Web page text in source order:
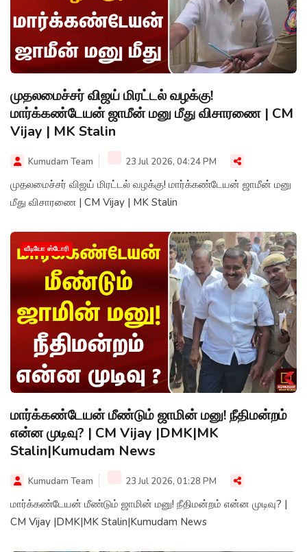
முதலமைச்சர் விஜய் மிரட்டல் வழக்கு!
மார்க்கண்டேயன் ஜாமீன் மனு மீது விசாரணை | CM
Vijay | MK Stalin
Kumudam Team 23 Jul 2026, 04:24 PM
முதலமைச்சர் விஜய் மிரட்டல் வழக்கு! மார்க்கண்டேயன் ஜாமீன் மனு
மீது விசாரணை | CM Vijay | MK Stalin
வீடியோ ஸ்டோரி
மார்க்கண்டேயன் மீண்டும் ஜாமின் மனு! நீதிமன்றம்
என்ன முடிவு? | CM Vijay |DMK|MK
Stalin|Kumudam News
Kumudam Team 23 Jul 2026, 01:28 PM
மார்க்கண்டேயன் மீண்டும் ஜாமின் மனு! நீதிமன்றம் என்ன முடிவு? |
CM Vijay |DMK|MK Stalin|Kumudam News